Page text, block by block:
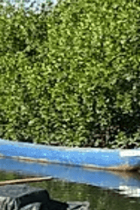
affichées
sociaux